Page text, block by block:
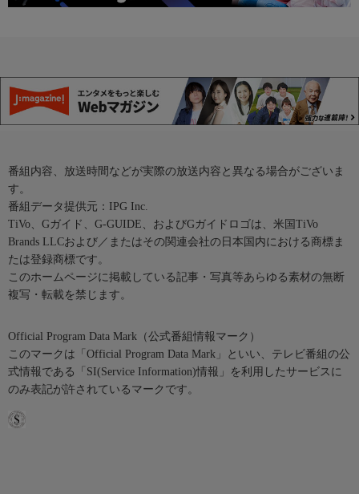
番組内容、放送時間などが実際の放送内容と異なる場合がございま
す。
番組データ提供元：IPG Inc.
TiVo、Gガイド、G-GUIDE、およびGガイドロゴは、米国TiVo
Brands LLCおよび／またはその関連会社の日本国内における商標ま
たは登録商標です。
このホームページに掲載している記事・写真等あらゆる素材の無断
複写・転載を禁じます。
Official Program Data Mark（公式番組情報マーク）
このマークは「Official Program Data Mark」といい、テレビ番組の公
式情報である「SI(Service Information)情報」を利用したサービスに
のみ表記が許されているマークです。